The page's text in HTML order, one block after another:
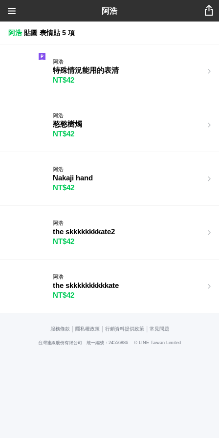
阿浩
阿浩 貼圖 表情貼 5 項
阿浩
特殊情況能用的表清
NT$42
阿浩
憨憨樹燭
NT$42
阿浩
Nakaji hand
NT$42
阿浩
the skkkkkkkkate2
NT$42
阿浩
the skkkkkkkkkkate
NT$42
服務條款 隱私權政策 行銷資料提供政策 常見問題
台灣連線股份有限公司 統一編號：24556886 © LINE Taiwan Limited